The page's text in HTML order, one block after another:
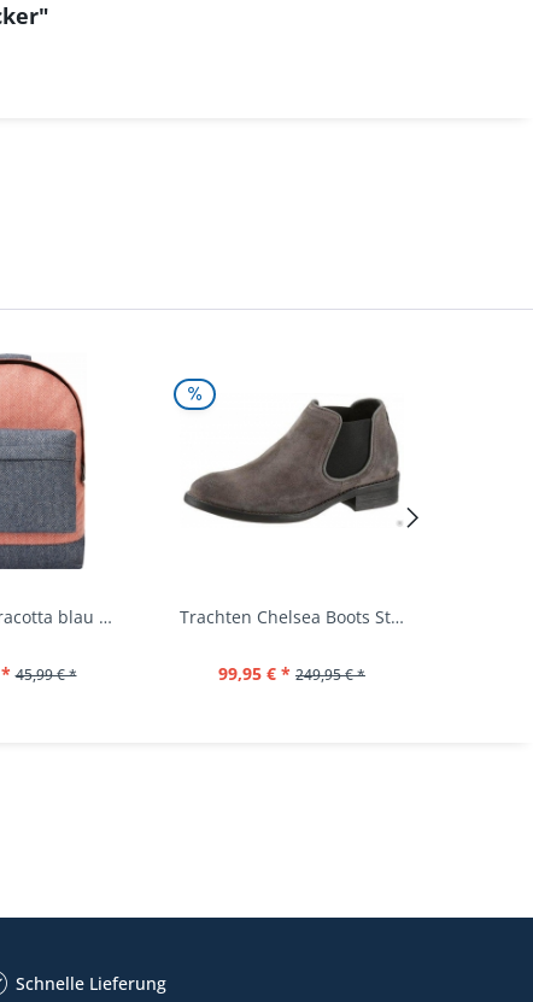
Rucksack terracotta blau navy Mi-Pac...
45,99 € *
Trachten Chelsea Boots Stiefel Fürstenstein...
99,95 € * 249,95 € *
Schnelle Lieferung